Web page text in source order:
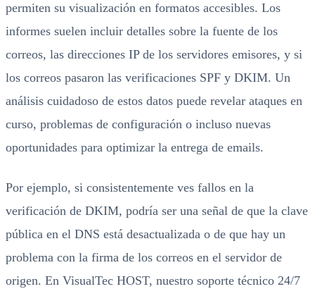
permiten su visualización en formatos accesibles. Los
informes suelen incluir detalles sobre la fuente de los
correos, las direcciones IP de los servidores emisores, y si
los correos pasaron las verificaciones SPF y DKIM. Un
análisis cuidadoso de estos datos puede revelar ataques en
curso, problemas de configuración o incluso nuevas
oportunidades para optimizar la entrega de emails.
Por ejemplo, si consistentemente ves fallos en la
verificación de DKIM, podría ser una señal de que la clave
pública en el DNS está desactualizada o de que hay un
problema con la firma de los correos en el servidor de
origen. En VisualTec HOST, nuestro soporte técnico 24/7